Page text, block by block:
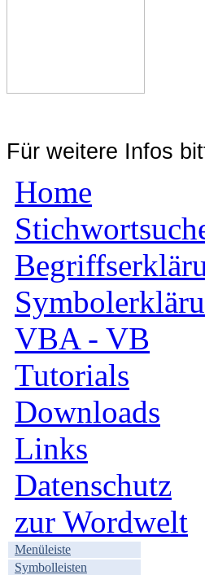
Für weitere Infos
Home
VBA - VB
Tutorials
Downloads
Links
Datenschutz
zur Wordwelt
Menüleiste
Symbolleisten